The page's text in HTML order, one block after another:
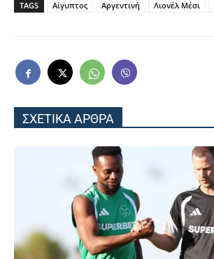
TAGS Αίγυπτος Αργεντινή Λιονέλ Μέσι
ΣΧΕΤΙΚΑ ΑΡΘΡΑ